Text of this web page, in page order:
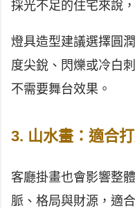
採光不足的住宅來說
燈具造型建議選擇圓
度尖銳、閃爍或冷白
不需要舞台效果。
3. 山水畫：適合
客廳掛畫也會影響整
脈、格局與財源，適